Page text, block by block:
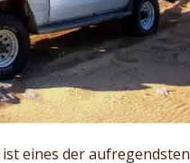
ist eines der aufregendsten